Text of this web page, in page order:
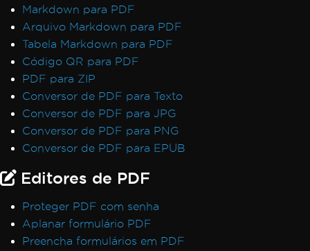
Markdown para PDF
Arquivo Markdown para PDF
Tabela Markdown para PDF
Código QR para PDF
PDF para ZIP
Conversor de PDF para Texto
Conversor de PDF para JPG
Conversor de PDF para PNG
Conversor de PDF para EPUB
Editores de PDF
Proteger PDF com senha
Aplanar formulário PDF
Preencha formulários em PDF